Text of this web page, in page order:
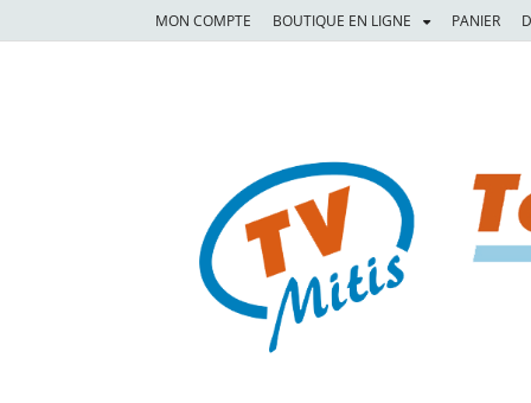
MON COMPTE BOUTIQUE EN LIGNE PANIER